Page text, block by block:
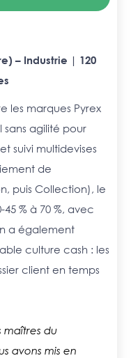
– Industrie | 120
les marques Pyrex
sans agilité pour
suivi multidevises
de
puis Collection), le
% à 70 %, avec
a également
culture cash : les
client en temps
maîtres du
avons mis en